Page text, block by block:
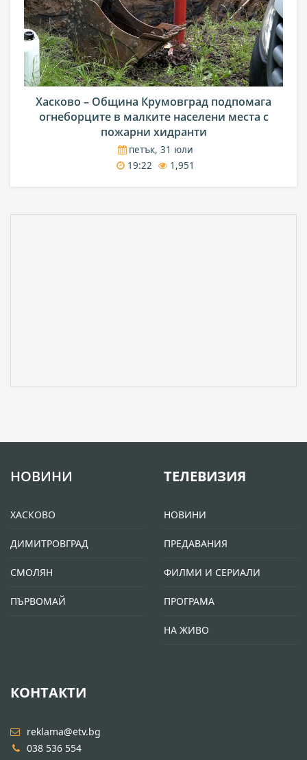
Хасково – Община Крумовград подпомага
огнеборците в малките населени места с
пожарни хидранти
петък, 31 юли
19:22
1,951
НОВИНИ
ХАСКОВО
ДИМИТРОВГРАД
СМОЛЯН
ПЪРВОМАЙ
ТЕЛЕВИЗИЯ
НОВИНИ
ПРЕДАВАНИЯ
ФИЛМИ И СЕРИАЛИ
ПРОГРАМА
НА ЖИВО
КОНТАКТИ
reklama@etv.bg
038 536 554